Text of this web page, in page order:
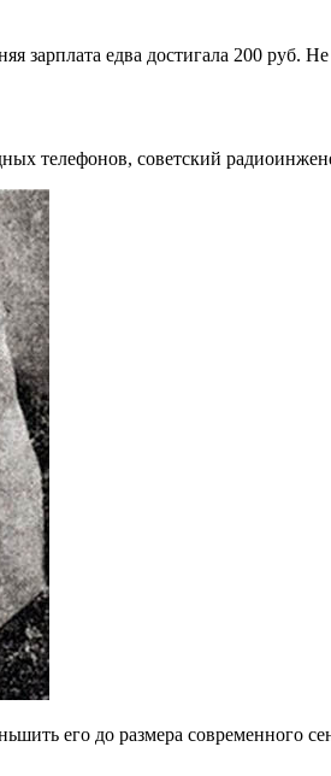
зарплата едва достигала 200 руб.
телефонов, советский
его до размера современного